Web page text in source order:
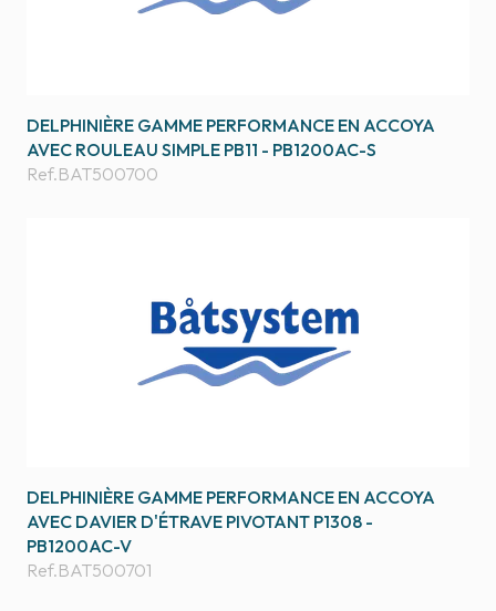
DELPHINIÈRE GAMME PERFORMANCE EN ACCOYA
AVEC ROULEAU SIMPLE PB11 - PB1200AC-S
Ref.BAT500700
DELPHINIÈRE GAMME PERFORMANCE EN ACCOYA
AVEC DAVIER D'ÉTRAVE PIVOTANT P1308 -
PB1200AC-V
Ref.BAT500701